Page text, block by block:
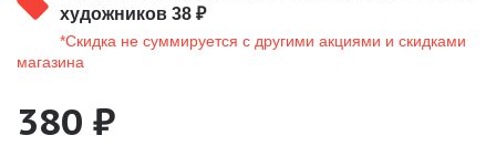
художников 38 ₽
*Скидка не суммируется с другими акциями и скидками
магазина
380 ₽